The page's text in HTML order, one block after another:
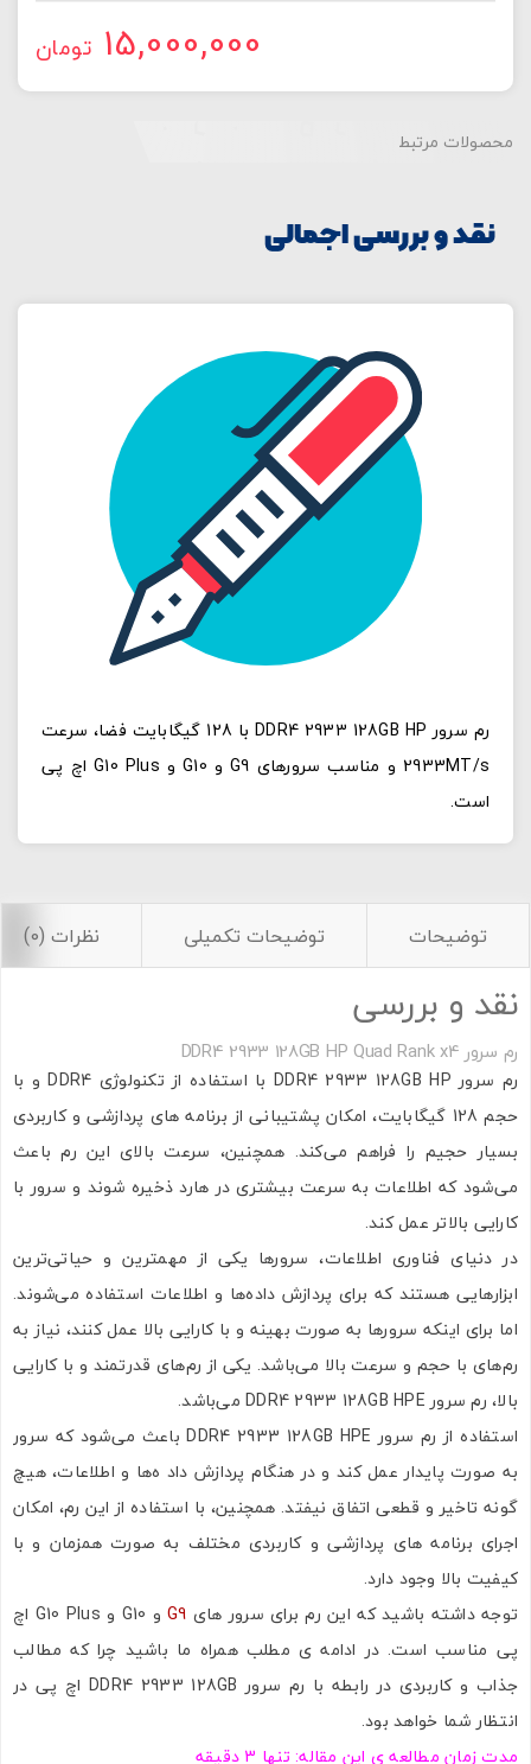
15,000,000 تومان
محصولات مرتبط
نقد و بررسی اجمالی
رم سرور DDR4 2933 128GB HP با 128 گیگابایت فضا، سرعت
2933MT/s و مناسب سرورهای G9 و G10 و G10 Plus اچ پی
است.
توضیحات توضیحات تکمیلی نظرات (0)
نقد و بررسی
رم سرور DDR4 2933 128GB HP Quad Rank x4
رم سرور DDR4 2933 128GB HP با استفاده از تکنولوژی DDR4 و با
حجم 128 گیگابایت، امکان پشتیبانی از برنامه ‌های پردازشی و کاربردی
بسیار حجیم را فراهم می‌کند. همچنین، سرعت بالای این رم باعث
می‌شود که اطلاعات به سرعت بیشتری در هارد ذخیره شوند و سرور با
کارایی بالاتر عمل کند.
در دنیای فناوری اطلاعات، سرورها یکی از مهمترین و حیاتی‌ترین
ابزارهایی هستند که برای پردازش داده‌ها و اطلاعات استفاده می‌شوند.
اما برای اینکه سرورها به صورت بهینه و با کارایی بالا عمل کنند، نیاز به
رم‌های با حجم و سرعت بالا می‌باشد. یکی از رم‌های قدرتمند و با کارایی
بالا، رم سرور DDR4 2933 128GB HPE می‌باشد.
استفاده از رم سرور DDR4 2933 128GB HPE باعث می‌شود که سرور
به صورت پایدار عمل کند و در هنگام پردازش داد ه‌ها و اطلاعات، هیچ
گونه تاخیر و قطعی اتفاق نیفتد. همچنین، با استفاده از این رم، امکان
اجرای برنامه ‌های پردازشی و کاربردی مختلف به صورت همزمان و با
کیفیت بالا وجود دارد.
توجه داشته باشید که این رم برای سرور های G9
و G10 و G10 Plus اچ
پی مناسب است. در ادامه ی مطلب همراه ما باشید چرا که مطالب
جذاب و کاربردی در رابطه با رم سرور DDR4 2933 128GB اچ پی در
انتظار شما خواهد بود.
مدت زمان مطالعه ی این مقاله: تنها 3 دقیقه